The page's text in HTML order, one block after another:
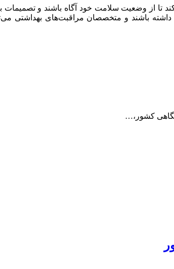
تا از وضعیت سلامت خود آگاه باشند و
باشند و متخصصان مراقبت‌های بهداشتی
کشور،…